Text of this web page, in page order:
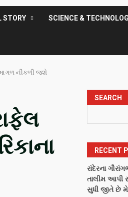
STORY SCIENCE &
આગળ નીકળી જશે
SEARCH
RECENT
રાંદેરના
તાલીમ આપી
સુધી જીતે છે